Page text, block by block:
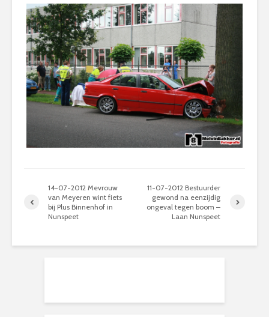
14-07-2012 Mevrouw
van Meyeren wint fiets
bij Plus Binnenhof in
Nunspeet
11-07-2012 Bestuurder
gewond na eenzijdig
ongeval tegen boom –
Laan Nunspeet